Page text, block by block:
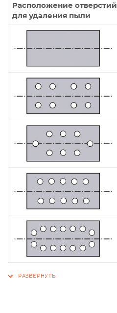
Расположение отверстий
для удаления пыли